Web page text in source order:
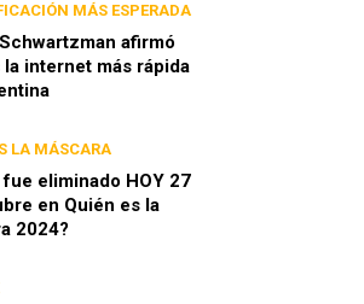
MÁS ESPERADA
afirmó
la internet más rápida
LA MÁSCARA
fue eliminado HOY 27
en Quién es la
2024?